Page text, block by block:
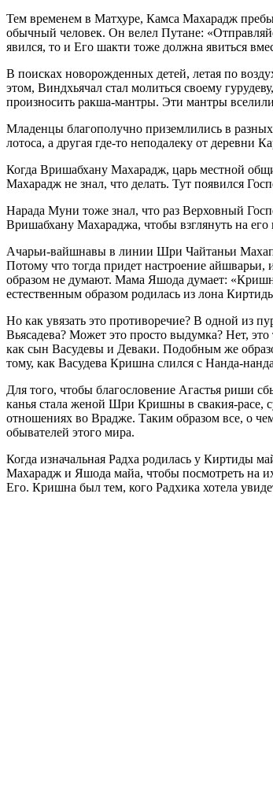
Тем временем в Матхуре, Камса Махарадж
обычный человек. Он велел Путане:
явился, то и Его шакти тоже должна явиться
В поисках новорожденных детей, летая по
этом, Виндхьячал стал молиться своему
произносить ракша-мантры. Эти мантры
Младенцы благополучно приземлились в
лотоса, а другая где-то неподалеку от деревни
Когда Вришабхану Махарадж, царь местной
Махарадж не знал, что делать. Тут появился
Нарада Муни тоже знал, что раз Верховный
Вришабхану Махараджа, чтобы взглянуть на
Ачарьи-вайшнавы в линии Шри Чайтаньи
Потому что тогда придет настроение
образом не думают. Мама Яшода думает:
естественным образом родилась из лона
Но как увязать это противоречие? В одной из
Вьясадева? Может это просто выдумка? Нет, это
как сын Васудевы и Деваки. Подобным же
тому, как Васудева Кришна слился с Нанда-
Для того, чтобы благословение Агастья риши
канья стала женой Шри Кришны в свакия-расе,
отношениях во Врадже. Таким образом все, о
обывателей этого мира.
Когда изначальная Радха родилась у Киртиды
Махарадж и Яшода майа, чтобы посмотреть на
Его. Кришна был тем, кого Радхика хотела